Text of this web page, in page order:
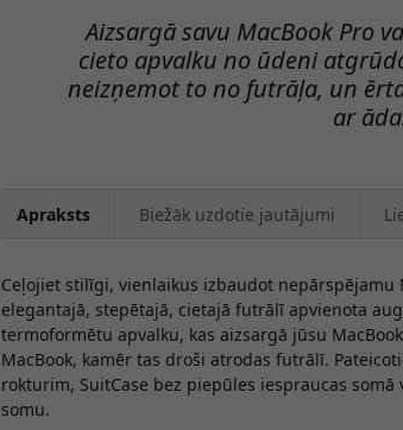
Aizsargā savu MacBook Pro
cieto apvalku no ūdeni
neizņemot to no futrāļa, un
ar
Apraksts Biežāk uzdotie jautājumi
Ceļojiet stilīgi, vienlaikus izbaudot nepārspējamu
elegantajā, stepētajā, cietajā futrālī apvienota
termoformētu apvalku, kas aizsargā jūsu
MacBook, kamēr tas droši atrodas futrālī.
rokturim, SuitCase bez piepūles iespraucas
somu.